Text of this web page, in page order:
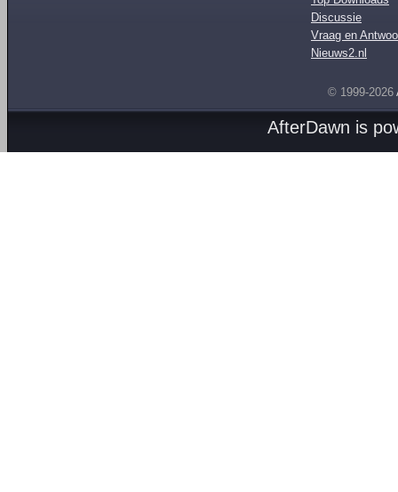
Discussie
Vraag en
Nieuws2.nl
© 1999-2026
AfterDawn is